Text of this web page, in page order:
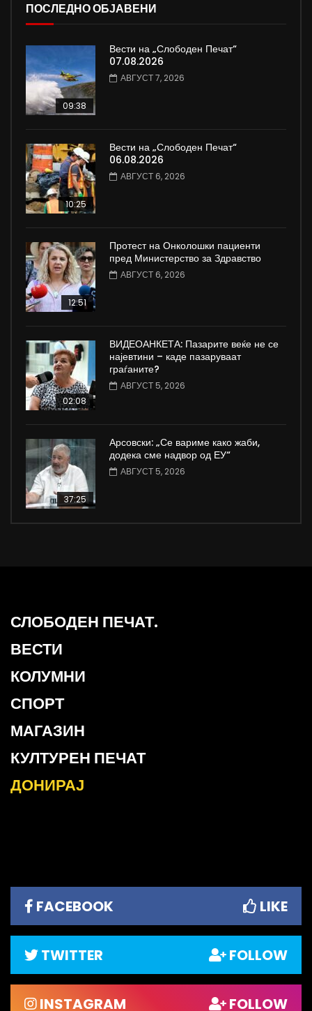
ПОСЛЕДНО ОБЈАВЕНИ
09:38
Вести на „Слободен Печат“
07.08.2026
АВГУСТ 7, 2026
10:25
Вести на „Слободен Печат“
06.08.2026
АВГУСТ 6, 2026
12:51
Протест на Онколошки пациенти
пред Министерство за Здравство
АВГУСТ 6, 2026
02:08
ВИДЕОАНКЕТА: Пазарите веќе не се
најевтини – каде пазаруваат
граѓаните?
АВГУСТ 5, 2026
37:25
Арсовски: „Се вариме како жаби,
додека сме надвор од ЕУ“
АВГУСТ 5, 2026
СЛОБОДЕН ПЕЧАТ.
ВЕСТИ
КОЛУМНИ
СПОРТ
МАГАЗИН
КУЛТУРЕН ПЕЧАТ
ДОНИРАЈ
FACEBOOK LIKE
TWITTER FOLLOW
INSTAGRAM FOLLOW